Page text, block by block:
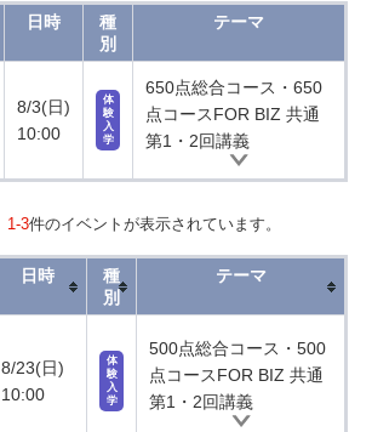
日時
種
別
テーマ
8/3(日)
10:00
体
験
入
学
650点総合コース・650
点コースFOR BIZ 共通
第1・2回講義
1-3件のイベントが表示されています。
日時
種
別
テーマ
8/23(日)
10:00
体
験
入
学
500点総合コース・500
点コースFOR BIZ 共通
第1・2回講義